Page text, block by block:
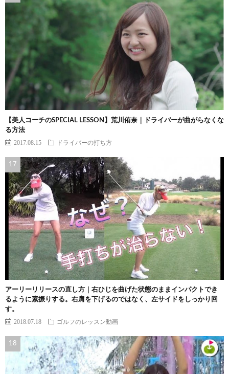
【美人コーチのSPECIAL LESSON】荒川侑奈｜ドライバーが曲がらなくな
る方法
2017.08.15 ドライバーの打ち方
アーリーリリースの直し方｜右ひじを曲げた状態のままインパクトでき
るように素振りする。右肩を下げるのではなく、左サイドをしっかり回
す。
2018.07.18 ゴルフのレッスン動画